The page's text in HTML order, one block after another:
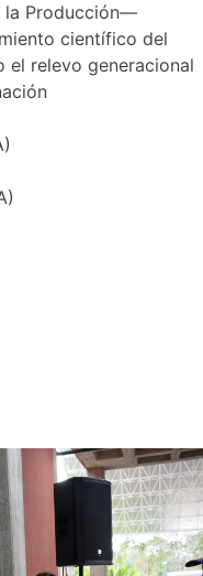
la Producción—
científico del
el relevo generacional